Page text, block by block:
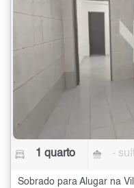
1 quarto -
Sobrado para Alugar na